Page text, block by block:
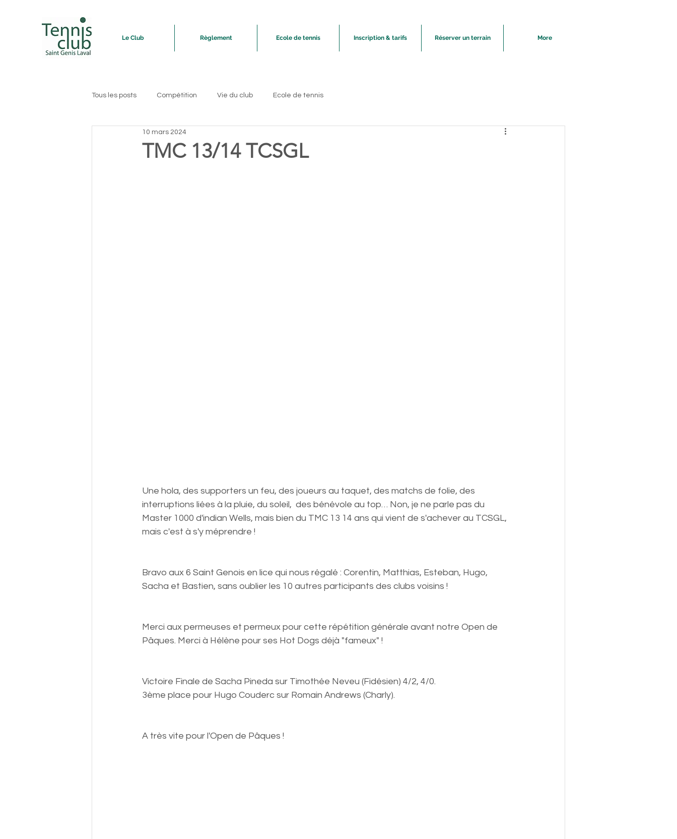
Le Club Règlement Ecole de tennis Inscription & tarifs Réserver un terrain More
Tous les posts Compétition Vie du club Ecole de tennis
TMC 13/14 TCSGL
10 mars 2024
Une hola, des supporters un feu, des joueurs au taquet, des matchs de folie, des
interruptions liées à la pluie, du soleil,  des bénévole au top… Non, je ne parle pas du
Master 1000 d'indian Wells, mais bien du TMC 13 14 ans qui vient de s'achever au TCSGL,
mais c'est à s'y méprendre !
Bravo aux 6 Saint Genois en lice qui nous régalé : Corentin, Matthias, Esteban, Hugo,
Sacha et Bastien, sans oublier les 10 autres participants des clubs voisins !
Merci aux permeuses et permeux pour cette répétition générale avant notre Open de
Pâques. Merci à Hélène pour ses Hot Dogs déjà "fameux" !
Victoire Finale de Sacha Pineda sur Timothée Neveu (Fidésien) 4/2, 4/0.
3ème place pour Hugo Couderc sur Romain Andrews (Charly).
A très vite pour l'Open de Pâques !